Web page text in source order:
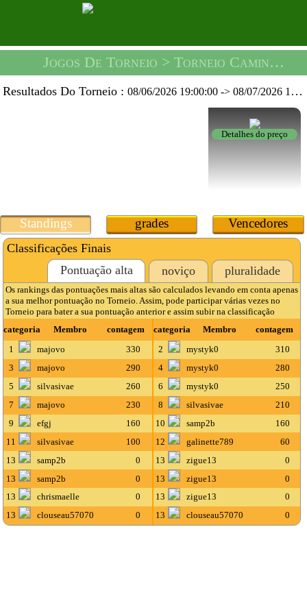
Jogos De Torneio > Torneio Caminhão De Açúcar -
Resultados Do Torneio :08/06/2026 19:00:00 ->08/07/2026 19:59:59
Detalhes do preço
Standings grades Vencedores
Classificações Finais
Pontuação alta
noviço pluralidade
Os rankings das pontuações mais altas são calculados levando em conta apenas
a sua melhor pontuação no Torneio. Assim, pode participar várias vezes no
Torneio para bater a sua pontuação anterior e assim subir na classificação
categoria
Membro contagem categoria Membro
contagem
1
majovo 330 2 mystyk0
310
3
majovo 290 4 mystyk0
280
5
silvasivae 260 6 mystyk0
250
7
majovo 230 8 silvasivae
210
9
efgj 160 10 samp2b
160
11
silvasivae 100 12 galinette789
60
13
samp2b 0 13 zigue13
0
13
samp2b 0 13 zigue13
0
13
chrismaelle 0 13 zigue13
0
13
clouseau57070 0 13 clouseau57070 0